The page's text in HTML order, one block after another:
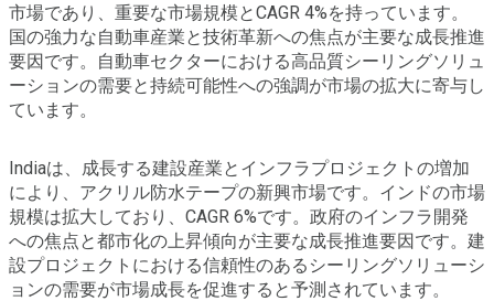
市場であり、重要な市場規模とCAGR 4%を持っています。
国の強力な自動車産業と技術革新への焦点が主要な成長推進
要因です。自動車セクターにおける高品質シーリングソリュ
ーションの需要と持続可能性への強調が市場の拡大に寄与し
ています。
Indiaは、成長する建設産業とインフラプロジェクトの増加
により、アクリル防水テープの新興市場です。インドの市場
規模は拡大しており、CAGR 6%です。政府のインフラ開発
への焦点と都市化の上昇傾向が主要な成長推進要因です。建
設プロジェクトにおける信頼性のあるシーリングソリューシ
ョンの需要が市場成長を促進すると予測されています。